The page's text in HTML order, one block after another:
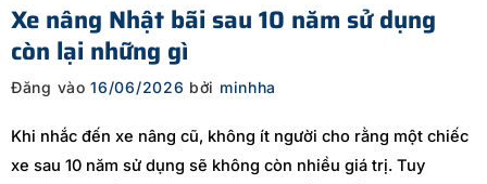
Xe nâng Nhật bãi sau 10 năm sử dụng
còn lại những gì
Đăng vào16/06/2026 bởi minhha
Khi nhắc đến xe nâng cũ, không ít người cho rằng một chiếc
xe sau 10 năm sử dụng sẽ không còn nhiều giá trị. Tuy